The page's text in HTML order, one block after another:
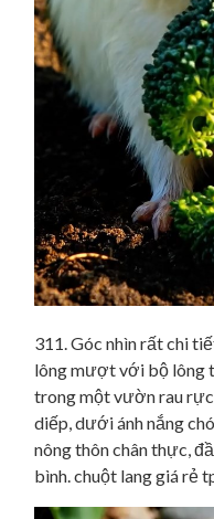
311. Góc nhìn rất chi
lông mượt với bộ lông
trong một vườn rau
diếp, dưới ánh nắng
nông thôn chân thực,
bình. chuột lang giá rẻ